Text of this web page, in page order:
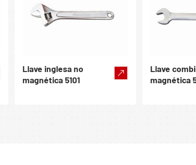
Llave inglesa no
magnética 5101
Llave
magnética